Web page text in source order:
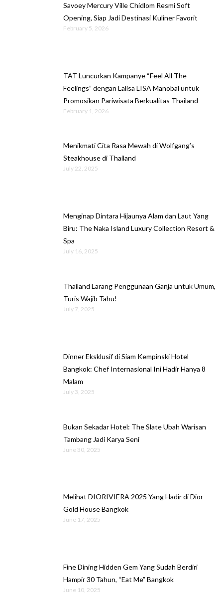
Savoey Mercury Ville Chidlom Resmi Soft
Opening, Siap Jadi Destinasi Kuliner Favorit
February 5, 2026
TAT Luncurkan Kampanye “Feel All The
Feelings” dengan Lalisa LISA Manobal untuk
Promosikan Pariwisata Berkualitas Thailand
February 1, 2026
Menikmati Cita Rasa Mewah di Wolfgang’s
Steakhouse di Thailand
July 22, 2025
Menginap Dintara Hijaunya Alam dan Laut Yang
Biru: The Naka Island Luxury Collection Resort &
Spa
July 16, 2025
Thailand Larang Penggunaan Ganja untuk Umum,
Turis Wajib Tahu!
July 7, 2025
Dinner Eksklusif di Siam Kempinski Hotel
Bangkok: Chef Internasional Ini Hadir Hanya 8
Malam
July 3, 2025
Bukan Sekadar Hotel: The Slate Ubah Warisan
Tambang Jadi Karya Seni
June 30, 2025
Melihat DIORIVIERA 2025 Yang Hadir di Dior
Gold House Bangkok
June 17, 2025
Fine Dining Hidden Gem Yang Sudah Berdiri
Hampir 30 Tahun, “Eat Me” Bangkok
June 10, 2025